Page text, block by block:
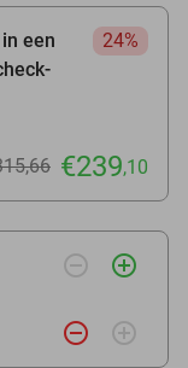
een
24%
€239,10
remove_circle_outline add_circle_outline
remove_circle_outline add_circle_outline